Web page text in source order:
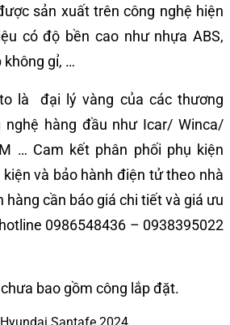
sản xuất trên công nghệ hiện
có độ bền cao như nhựa ABS,
không gỉ, …
là đại lý vàng của các thương
nghệ hàng đầu như Icar/ Winca/
… Cam kết phân phối phụ kiện
và bảo hành điện tử theo nhà
hàng cần báo giá chi tiết và giá ưu
0986548436 – 0938395022
bao gồm công lắp đặt.